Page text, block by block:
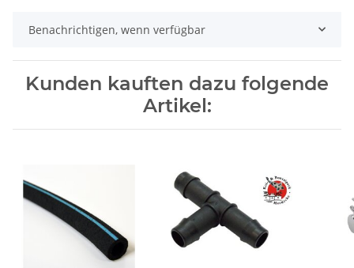
Benachrichtigen, wenn verfügbar
Kunden kauften dazu folgende
Artikel: